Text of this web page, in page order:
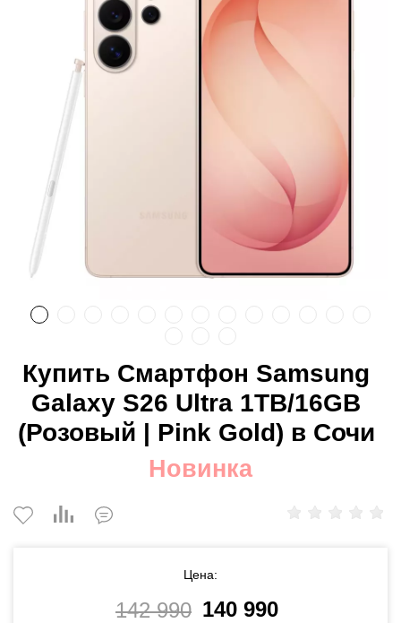
Купить Смартфон Samsung
Galaxy S26 Ultra 1TB/16GB
(Розовый | Pink Gold) в Сочи
Новинка
Цена:
142 990 140 990